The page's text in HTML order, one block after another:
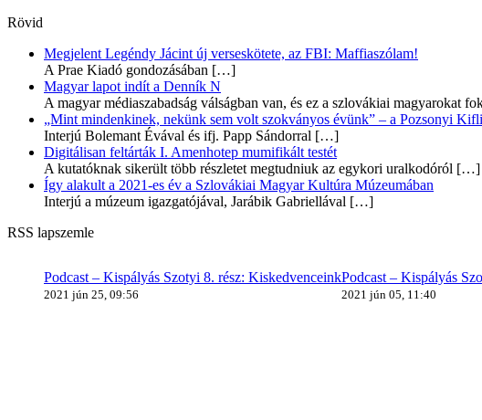
Rövid
Megjelent Legéndy Jácint új verseskötete, az FBI: Maffiaszólam!
A Prae Kiadó gondozásában […]
Magyar lapot indít a Denník N
A magyar médiaszabadság válságban van, és ez a szlovákiai magyarokat
„Mint mindenkinek, nekünk sem volt szokványos évünk” – a Pozsonyi
Interjú Bolemant Évával és ifj. Papp Sándorral […]
Digitálisan feltárták I. Amenhotep mumifikált testét
A kutatóknak sikerült több részletet megtudniuk az egykori uralkodóról […]
Így alakult a 2021-es év a Szlovákiai Magyar Kultúra Múzeumában
Interjú a múzeum igazgatójával, Jarábik Gabriellával […]
RSS lapszemle
Podcast – Kispályás Szotyi 8. rész: Kiskedvenceink
2021 jún 25, 09:56
Podcast – Kispályás
2021 jún 05, 11:40